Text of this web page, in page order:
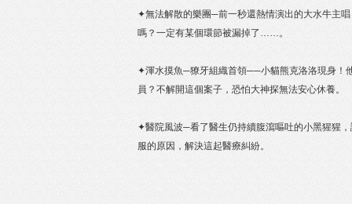
✦無法解散的樂團─前一秒還熱情演出的大水牛主
嗎？一定有某個環節被漏掉了……。
✦渾水摸魚─獠牙組織首領──小貓熊克洛洛現身！
員？不解開這個案子，恐怕大神探無法安心休養。
✦醫院風波─看了醫生仍持續腹瀉嘔吐的小黑猩猩
服的原因，解決這起醫療糾紛。